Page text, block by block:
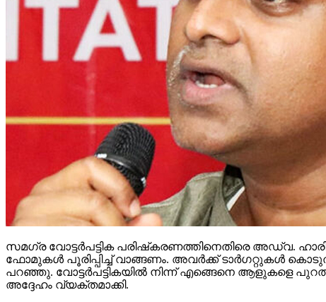
സമഗ്ര വോട്ടര്‍പട്ടിക പരിഷ്‌കരണത്തിനെതിരെ അഡ്വ.
ഫോമുകള്‍ പൂരിപ്പിച്ച് വാങ്ങണം. അവര്‍ക്ക് ടാര്‍ഗറ്റുകള്‍
പറഞ്ഞു. വോട്ടര്‍പട്ടികയില്‍ നിന്ന് എങ്ങെനെ ആളുകളെ
അദ്ദേഹം വ്യക്തമാക്കി.